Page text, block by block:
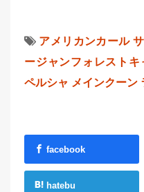
アメリカンカール
ージャンフォレストキ
ペルシャ メインクーン
facebook
hatebu